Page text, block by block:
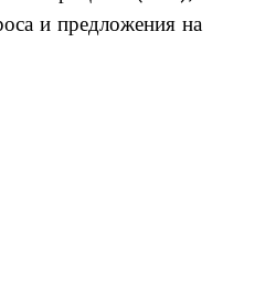
и предложения на